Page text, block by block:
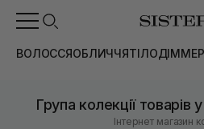
ВОЛОССЯОБЛИЧЧЯТІЛОДІМ
Група колекції товарів
Інтернет магазин